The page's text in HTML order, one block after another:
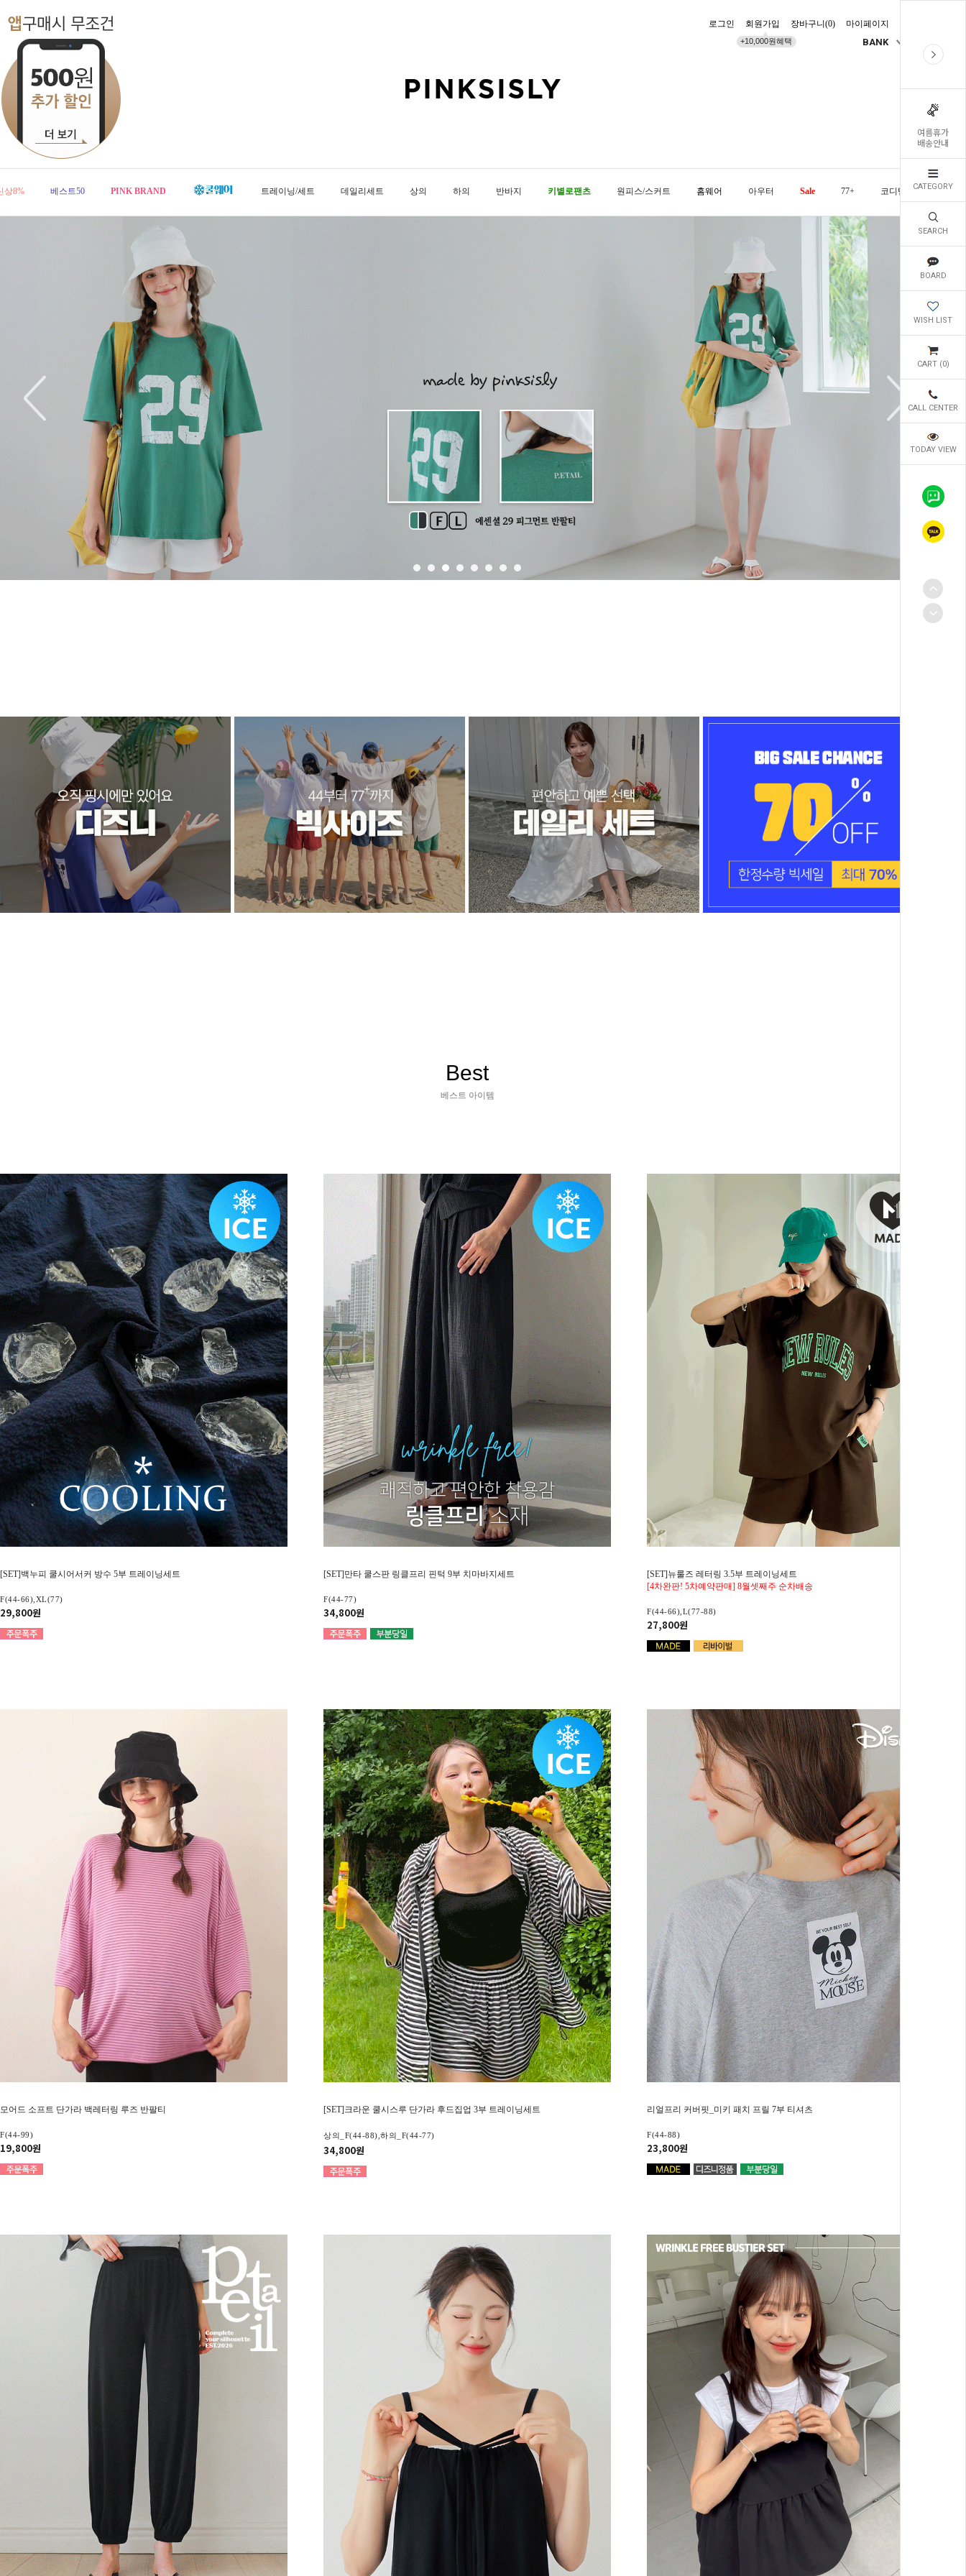
여름휴가
배송안내
CATEGORY
SEARCH
BOARD
WISH LIST
CART (0)
CALL CENTER
TODAY VIEW
로그인 회원가입
+10,000원혜택
장바구니(0) 마이페이지
BANK
상8% 베스트50 PINK BRAND 트레이닝/세트 데일리세트 상의 하의 반바지 키별로팬츠 원피스/스커트 홈웨어 아우터 Sale 77+ 코디템 오늘발송
Best
베스트 아이템
[SET]백누피 쿨시어서커 방수 5부 트레이닝세트
F(44-66),XL(77)
29,800원
[SET]만타 쿨스판 링클프리 핀턱 9부 치마바지세트
F(44-77)
34,800원
[SET]뉴룰즈 레터링 3.5부 트레이닝세트
[4차완판! 5차예약판매] 8월셋째주 순차배송
F(44-66),L(77-88)
27,800원
모어드 소프트 단가라 백레터링 루즈 반팔티
F(44-99)
19,800원
[SET]크라운 쿨시스루 단가라 후드집업 3부 트레이닝세트
상의_F(44-88),하의_F(44-77)
34,800원
리얼프리 커버핏_미키 패치 프릴 7부 티셔츠
F(44-88)
23,800원